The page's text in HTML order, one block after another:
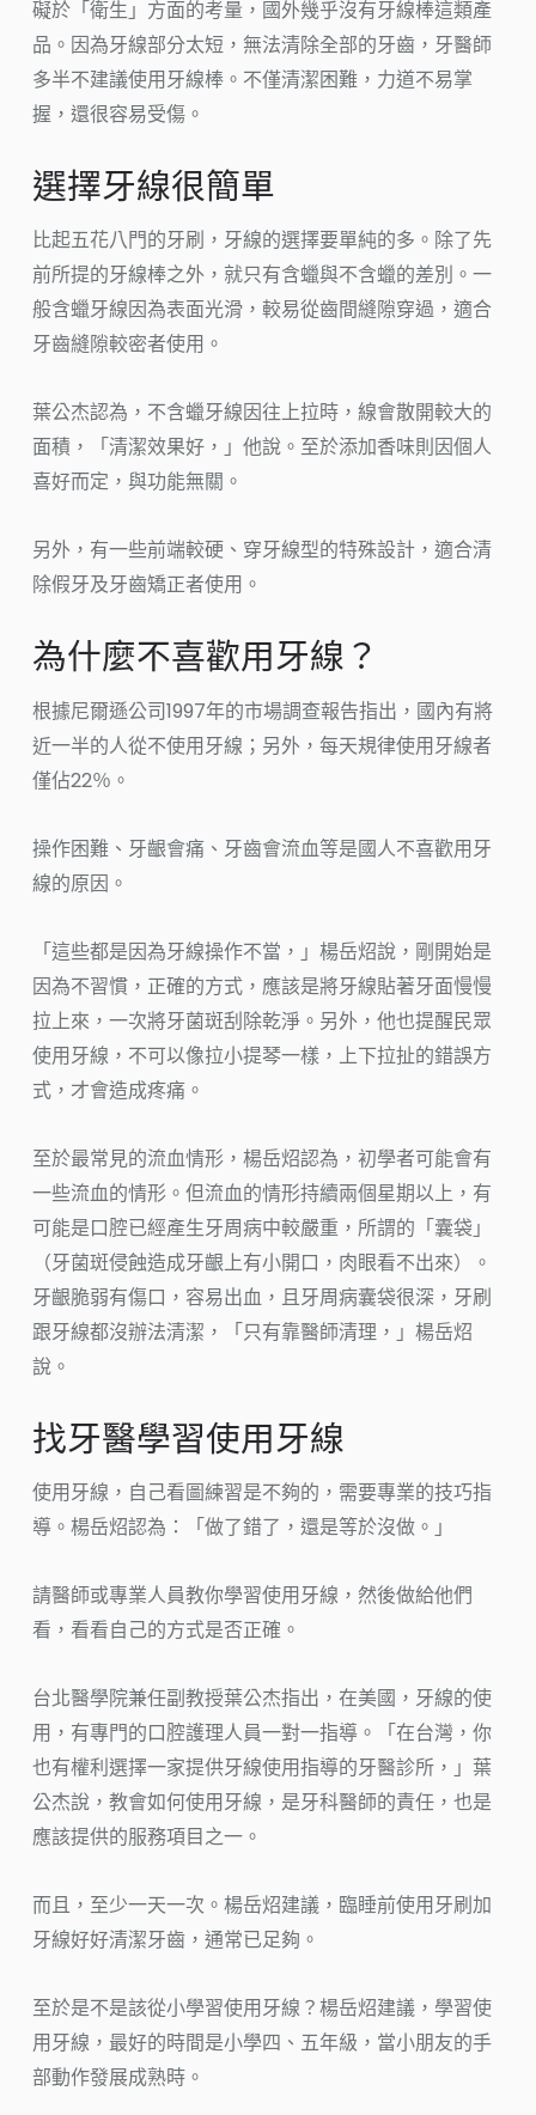
礙於「衛生」方面的考量，國外幾乎沒有牙線棒這類產
品。因為牙線部分太短，無法清除全部的牙齒，牙醫師
多半不建議使用牙線棒。不僅清潔困難，力道不易掌
握，還很容易受傷。
選擇牙線很簡單
比起五花八門的牙刷，牙線的選擇要單純的多。除了先
前所提的牙線棒之外，就只有含蠟與不含蠟的差別。一
般含蠟牙線因為表面光滑，較易從齒間縫隙穿過，適合
牙齒縫隙較密者使用。
葉公杰認為，不含蠟牙線因往上拉時，線會散開較大的
面積，「清潔效果好，」他說。至於添加香味則因個人
喜好而定，與功能無關。
另外，有一些前端較硬、穿牙線型的特殊設計，適合清
除假牙及牙齒矯正者使用。
為什麼不喜歡用牙線？
根據尼爾遜公司1997年的市場調查報告指出，國內有將
近一半的人從不使用牙線；另外，每天規律使用牙線者
僅佔22％。
操作困難、牙齦會痛、牙齒會流血等是國人不喜歡用牙
線的原因。
「這些都是因為牙線操作不當，」楊岳炤說，剛開始是
因為不習慣，正確的方式，應該是將牙線貼著牙面慢慢
拉上來，一次將牙菌斑刮除乾淨。另外，他也提醒民眾
使用牙線，不可以像拉小提琴一樣，上下拉扯的錯誤方
式，才會造成疼痛。
至於最常見的流血情形，楊岳炤認為，初學者可能會有
一些流血的情形。但流血的情形持續兩個星期以上，有
可能是口腔已經產生牙周病中較嚴重，所謂的「囊袋」
（牙菌斑侵蝕造成牙齦上有小開口，肉眼看不出來）。
牙齦脆弱有傷口，容易出血，且牙周病囊袋很深，牙刷
跟牙線都沒辦法清潔，「只有靠醫師清理，」楊岳炤
說。
找牙醫學習使用牙線
使用牙線，自己看圖練習是不夠的，需要專業的技巧指
導。楊岳炤認為：「做了錯了，還是等於沒做。」
請醫師或專業人員教你學習使用牙線，然後做給他們
看，看看自己的方式是否正確。
台北醫學院兼任副教授葉公杰指出，在美國，牙線的使
用，有專門的口腔護理人員一對一指導。「在台灣，你
也有權利選擇一家提供牙線使用指導的牙醫診所，」葉
公杰說，教會如何使用牙線，是牙科醫師的責任，也是
應該提供的服務項目之一。
而且，至少一天一次。楊岳炤建議，臨睡前使用牙刷加
牙線好好清潔牙齒，通常已足夠。
至於是不是該從小學習使用牙線？楊岳炤建議，學習使
用牙線，最好的時間是小學四、五年級，當小朋友的手
部動作發展成熟時。